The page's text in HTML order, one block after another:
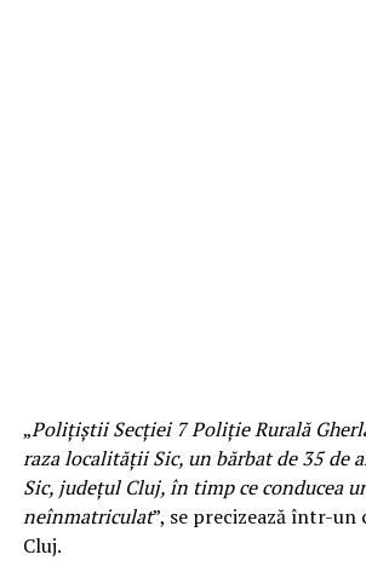
„Poliţiştii Secţiei 7 Poliţie Rurală
raza localităţii Sic, un bărbat de 35 de
Sic, judeţul Cluj, în timp ce conducea
neînmatriculat”, se precizează într-un
Cluj.